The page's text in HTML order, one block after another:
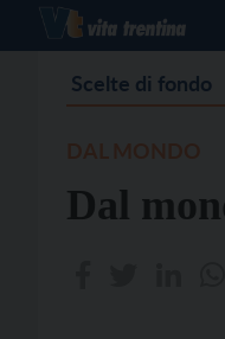
Scelte di fondo
Dal